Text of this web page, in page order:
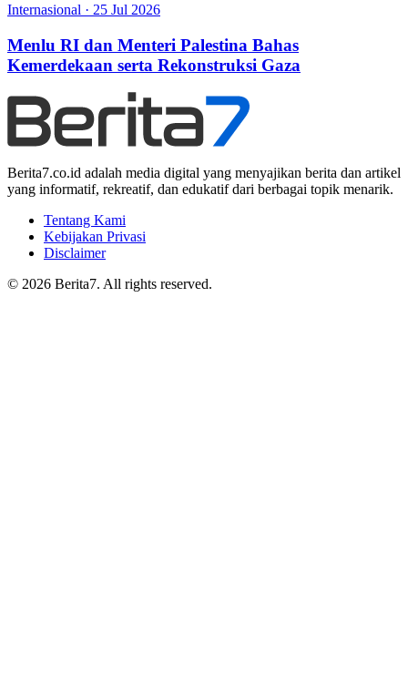
Internasional · 25 Jul 2026
Menlu RI dan Menteri Palestina Bahas
Kemerdekaan serta Rekonstruksi Gaza
Berita7.co.id adalah media digital yang menyajikan berita dan artikel
yang informatif, rekreatif, dan edukatif dari berbagai topik menarik.
Tentang Kami
Kebijakan Privasi
Disclaimer
© 2026 Berita7. All rights reserved.